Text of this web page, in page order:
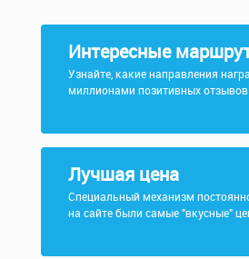
Интересные
Узнайте, какие направления
миллионами позитивных отзывов
Лучшая цена
Специальный механизм
на сайте были самые "вкусные"